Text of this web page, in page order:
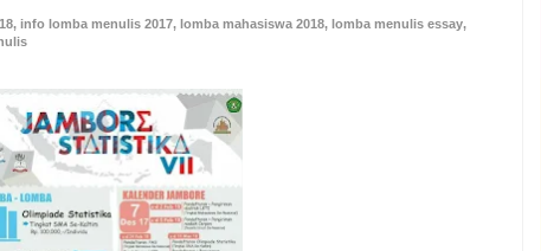
, info lomba menulis 2017, lomba mahasiswa 2018, lomba menulis essay,